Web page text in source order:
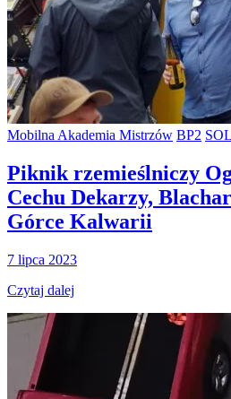
Mobilna Akademia Mistrzów BP2
Piknik rzemieślniczy
Cechu Dekarzy,
Górce Kalwarii
7 lipca 2023
Czytaj dalej